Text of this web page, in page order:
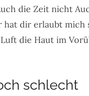
die Zeit nicht
dir erlaubt mich
die Haut im
schlecht